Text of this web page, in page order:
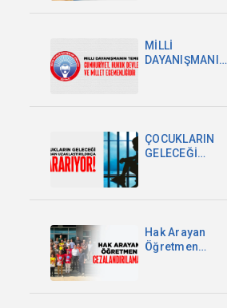
MİLLİ
DAYANIŞMANIN
MİLLET
EGEMENLİĞİDİR
ÇOCUKLARIN
GELECEĞİ
Hak Arayan
Öğretmen